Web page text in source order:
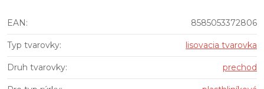
EAN: 8585053372806
Typ tvarovky: lisovacia tvarovka
Druh tvarovky: prechod